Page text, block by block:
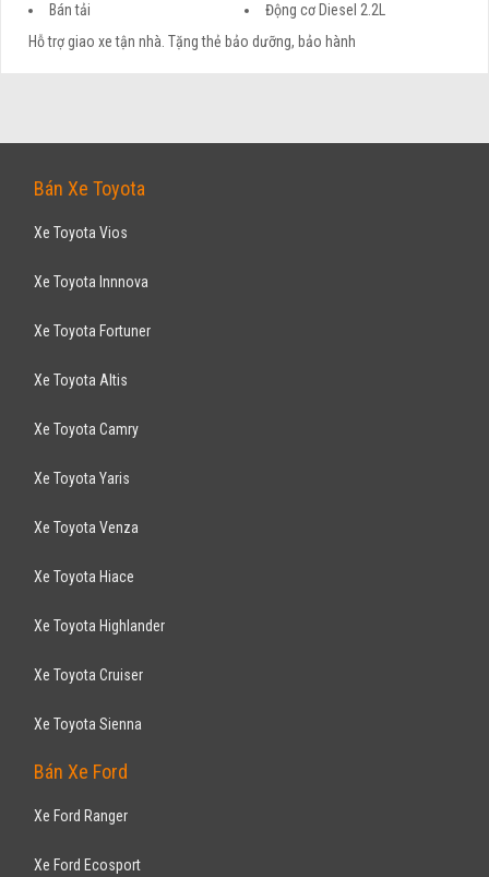
Bán tải
Động cơ Diesel 2.2L
Hỗ trợ giao xe tận nhà. Tặng thẻ bảo dưỡng, bảo hành
Bán Xe Toyota
Xe Toyota Vios
Xe Toyota Innnova
Xe Toyota Fortuner
Xe Toyota Altis
Xe Toyota Camry
Xe Toyota Yaris
Xe Toyota Venza
Xe Toyota Hiace
Xe Toyota Highlander
Xe Toyota Cruiser
Xe Toyota Sienna
Bán Xe Ford
Xe Ford Ranger
Xe Ford Ecosport